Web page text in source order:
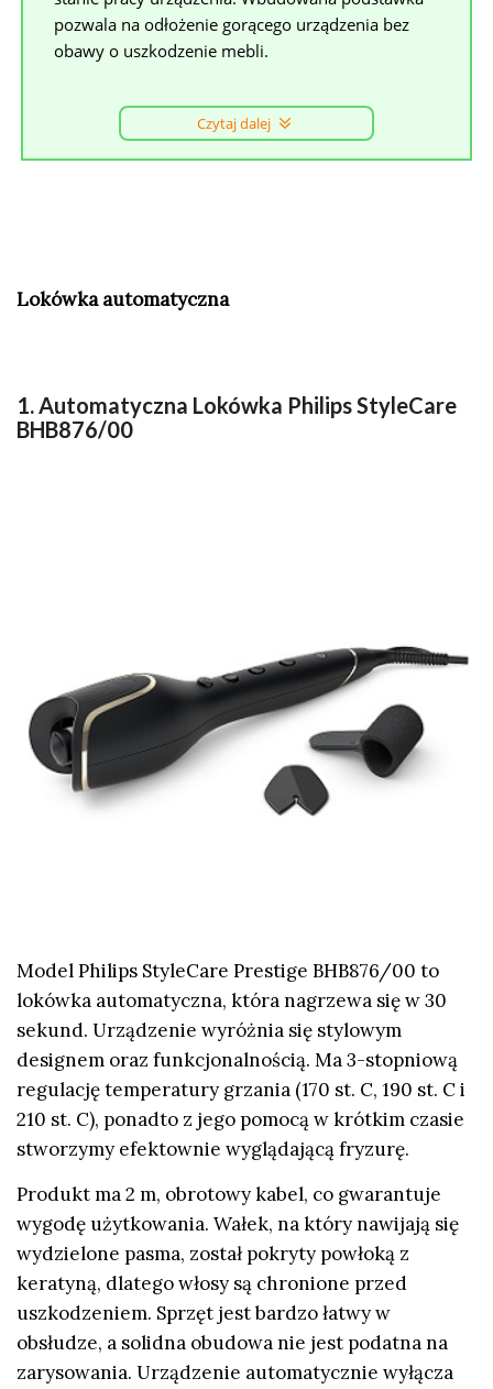
pozwala na odłożenie gorącego urządzenia bez
obawy o uszkodzenie mebli.
Czytaj dalej
Lokówka automatyczna
1. Automatyczna Lokówka Philips StyleCare
BHB876/00
Model Philips StyleCare Prestige BHB876/00 to
lokówka automatyczna, która nagrzewa się w 30
sekund. Urządzenie wyróżnia się stylowym
designem oraz funkcjonalnością. Ma 3-stopniową
regulację temperatury grzania (170 st. C, 190 st. C i
210 st. C), ponadto z jego pomocą w krótkim czasie
stworzymy efektownie wyglądającą fryzurę.
Produkt ma 2 m, obrotowy kabel, co gwarantuje
wygodę użytkowania. Wałek, na który nawijają się
wydzielone pasma, został pokryty powłoką z
keratyną, dlatego włosy są chronione przed
uszkodzeniem. Sprzęt jest bardzo łatwy w
obsłudze, a solidna obudowa nie jest podatna na
zarysowania. Urządzenie automatycznie wyłącza